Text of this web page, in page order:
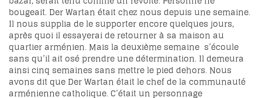
bougeait. Der Wartan était chez nous depuis une semaine.
Il nous supplia de le supporter encore quelques jours,
après quoi il essayerai de retourner à sa maison au
quartier arménien. Mais la deuxième semaine s’écoule
sans qu’il ait osé prendre une détermination. Il demeura
ainsi cinq semaines sans mettre le pied dehors. Nous
avons dit que Der Wartan était le chef de la communauté
arménienne catholique. C’était un personnage